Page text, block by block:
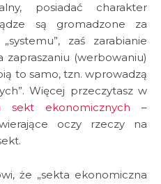
posiadać charakter
są gromadzone za
zaś zarabianie
zapraszaniu (werbowaniu)
to samo, tzn. wprowadzą
Więcej przeczytasz w
sekt ekonomicznych –
oczy rzeczy na
że „sekta ekonomiczna